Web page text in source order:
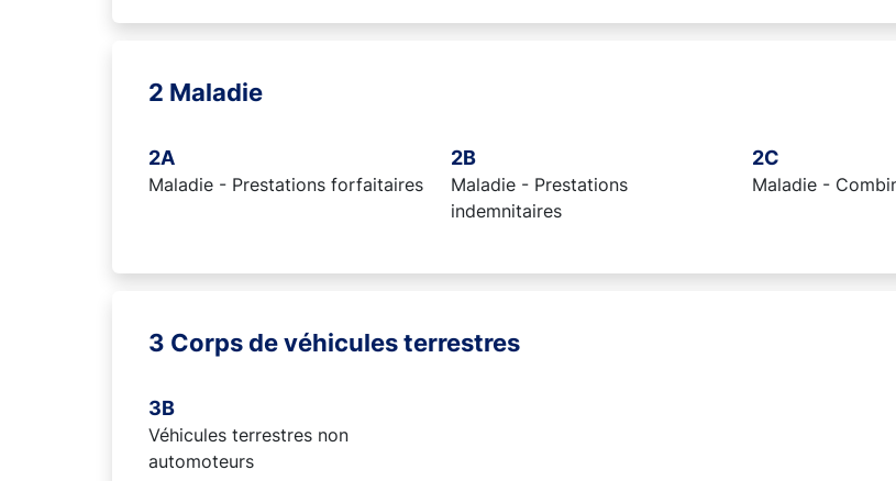
2 Maladie
2A
Maladie - Prestations forfaitaires
2B
Maladie - Prestations
indemnitaires
2C
Maladie -
3 Corps de véhicules terrestres
3B
Véhicules terrestres non
automoteurs